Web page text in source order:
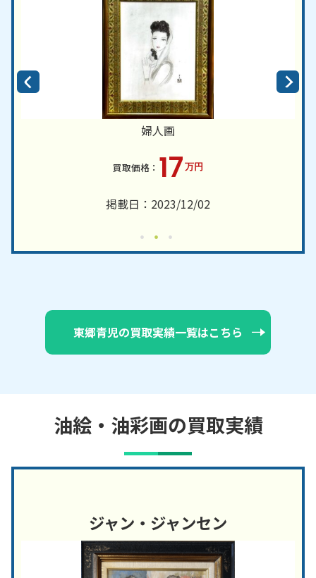
婦人画
17万円
掲載日：2023/12/02
東郷青児の買取実績一覧はこちら
油絵・油彩画の買取実績
ジャン・ジャンセン